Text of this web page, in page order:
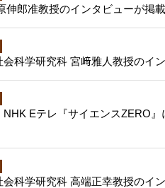
伸郎准教授のインタビューが掲
会科学研究科 宮﨑雅人教授のイ
NHK Eテレ『サイエンスZERO
会科学研究科 高端正幸教授のイ